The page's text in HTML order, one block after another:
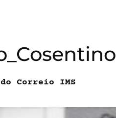
Correio IMS